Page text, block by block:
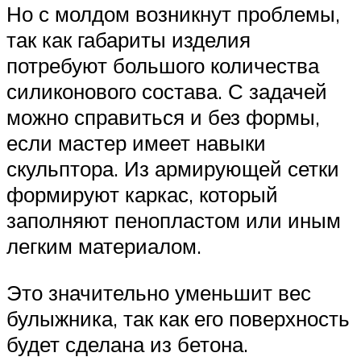
Но с молдом возникнут проблемы,
так как габариты изделия
потребуют большого количества
силиконового состава. С задачей
можно справиться и без формы,
если мастер имеет навыки
скульптора. Из армирующей сетки
формируют каркас, который
заполняют пенопластом или иным
легким материалом.
Это значительно уменьшит вес
булыжника, так как его поверхность
будет сделана из бетона.